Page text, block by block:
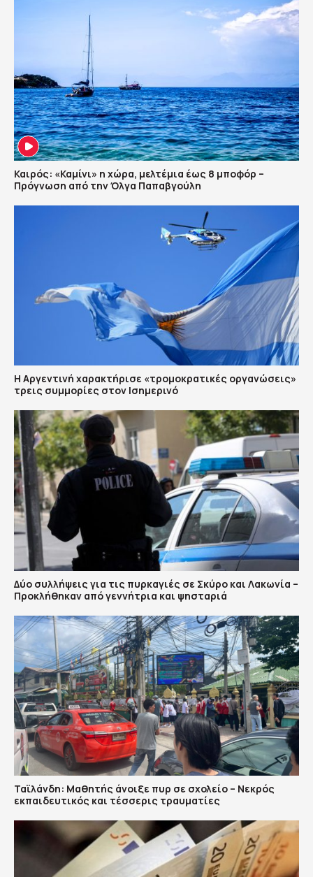
Καιρός: «Καμίνι» η χώρα, μελτέμια έως 8 μποφόρ –
Πρόγνωση από την Όλγα Παπαβγούλη
Η Αργεντινή χαρακτήρισε «τρομοκρατικές οργανώσεις»
τρεις συμμορίες στον Ισημερινό
Δύο συλλήψεις για τις πυρκαγιές σε Σκύρο και Λακωνία –
Προκλήθηκαν από γεννήτρια και ψησταριά
Ταϊλάνδη: Μαθητής άνοιξε πυρ σε σχολείο – Νεκρός
εκπαιδευτικός και τέσσερις τραυματίες